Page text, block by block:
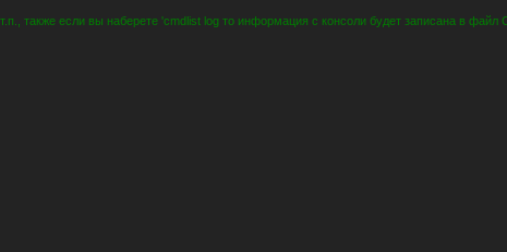
также если вы наберете 'cmdlist log то информация с консоли будет записана в файл